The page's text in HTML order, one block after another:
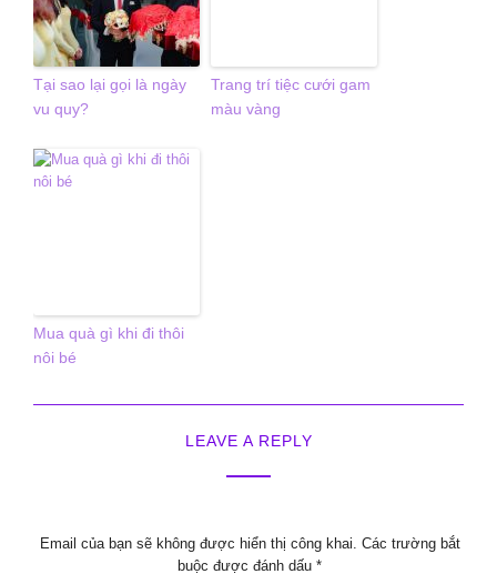
Tại sao lại gọi là ngày
vu quy?
Trang trí tiệc cưới gam
màu vàng
Mua quà gì khi đi thôi
nôi bé
LEAVE A REPLY
Email của bạn sẽ không được hiển thị công khai. Các trường bắt
buộc được đánh dấu*